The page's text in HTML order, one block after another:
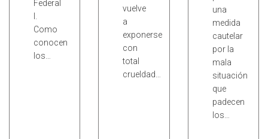
Federal
Como
conocen
los…
vuelve
a
exponerse
con
total
crueldad…
una
medida
cautelar
por la
mala
situación
que
padecen
los…